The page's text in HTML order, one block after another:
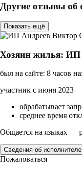
Другие отзывы об
Показать ещё
Хозяин жилья: ИП
был на сайте: 8 часов
участник с июня 2023
обрабатывает
среднее время
Общается на языках —
Сведения об исполнителе
Пожаловаться